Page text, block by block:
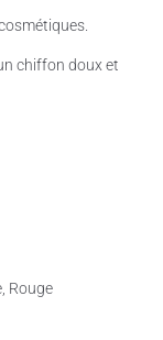
chiffon doux et
Rouge